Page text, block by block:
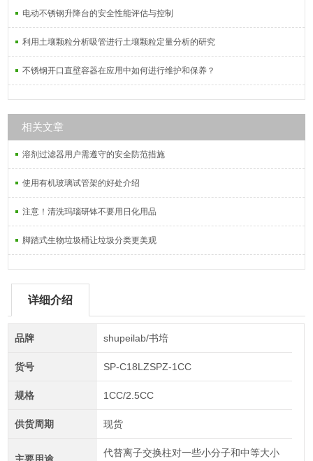
电动不锈钢升降台的安全性能评估与控制
利用土壤颗粒分析吸管进行土壤颗粒定量分析的研究
不锈钢开口直壁容器在应用中如何进行维护和保养？
相关文章
溶剂过滤器用户需遵守的安全防范措施
使用有机玻璃试管架的好处介绍
注意！清洗玛瑙研钵不要用日化用品
脚踏式生物垃圾桶让垃圾分类更美观
详细介绍
品牌 shupeilab/书培
货号 SP-C18LZSPZ-1CC
规格 1CC/2.5CC
供货周期 现货
主要用途
代替离子交换柱对一些小分子和中等大小